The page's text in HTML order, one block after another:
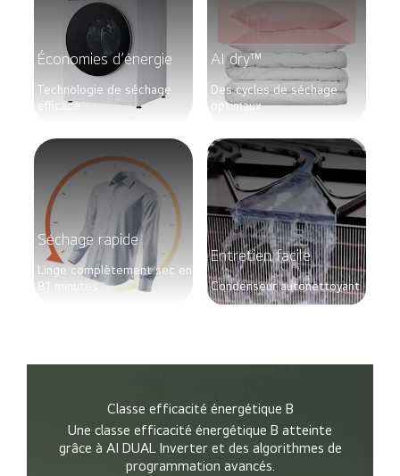
Économies d’énergie
Technologie de séchage
efficace
AI dry™
Des cycles de séchage
optimaux
Séchage rapide
Linge complètement sec en
81 minutes
Entretien facile
Condenseur autonettoyant
Classe efficacité énergétique B
Une classe efficacité énergétique B atteinte
grâce à AI DUAL Inverter et des algorithmes de
programmation avancés.